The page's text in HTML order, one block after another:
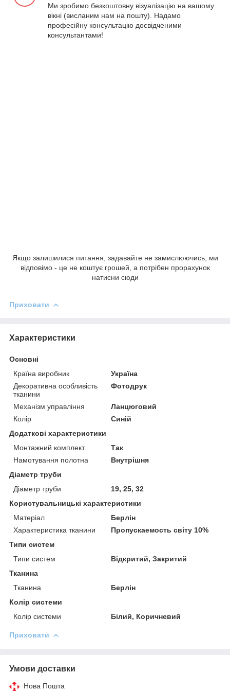
Ми зробимо безкоштовну візуалізацію на вашому
вікні (висланим нам на пошту). Надамо
професійну консультацію досвідченими
консультантами!
Якщо залишилися питання, задавайте не замислюючись, ми
відповімо - це не коштує грошей, а потрібен прорахунок
натисни сюди
Приховати
Характеристики
Основні
Країна виробник
Україна
Декоративна особливість
тканини
Фотодрук
Механізм управління
Ланцюговий
Колір
Синій
Додаткові характеристики
Монтажний комплект
Так
Намотування полотна
Внутрішня
Діаметр труби
Діаметр труби
19, 25, 32
Користувальницькі характеристики
Матеріал
Берлін
Характеристика тканини
Пропускаемость світу 10%
Типи систем
Типи систем
Відкритий, Закритий
Тканина
Тканина
Берлін
Колір системи
Колір системи
Білий, Коричневий
Приховати
Умови доставки
Нова Пошта